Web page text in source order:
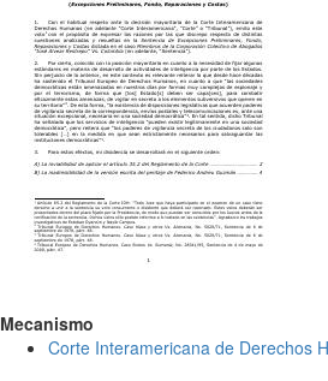
Mecanismo
Corte Interamericana de Derechos